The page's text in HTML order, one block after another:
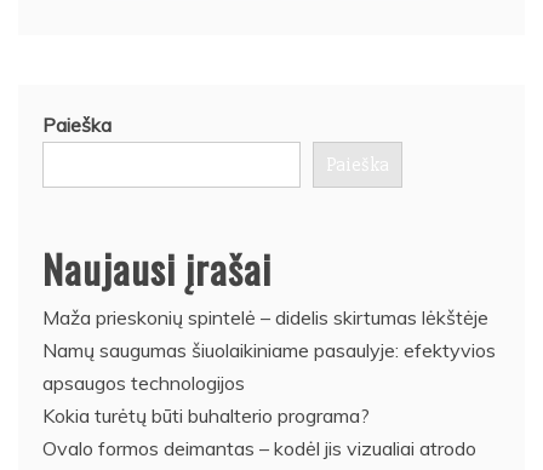
Paieška
Paieška
Naujausi įrašai
Maža prieskonių spintelė – didelis skirtumas lėkštėje
Namų saugumas šiuolaikiniame pasaulyje: efektyvios
apsaugos technologijos
Kokia turėtų būti buhalterio programa?
Ovalo formos deimantas – kodėl jis vizualiai atrodo